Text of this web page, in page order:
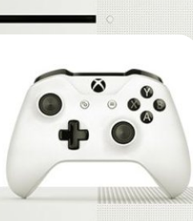
PS4 ในอเมริกา 3 เดือน
ในอเมริกา 3 เดือนติดต่อกัน
ago